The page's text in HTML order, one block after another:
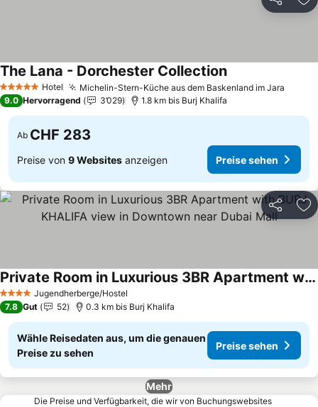
Teilen
5 Sterne Hotel Michelin-Stern-Küche aus dem Baskenland im Jara
The Lana - Dorchester Collection
9.0 Hervorragend 3’029 1.8 km bis Burj Khalifa
Ab CHF 283
Preise von 9 Websites anzeigen Preise sehen
Teilen
4 Sterne Jugendherberge/Hostel
Private Room in Luxurious 3BR Apartment with BURJ KHALIFA view in Downtown near Dubai Mall
7.8 Gut 52 0.3 km bis Burj Khalifa
Wähle Reisedaten aus, um die genauen
Preise zu sehen
Preise sehen
Mehr
Die Preise und Verfügbarkeit, die wir von Buchungswebsites